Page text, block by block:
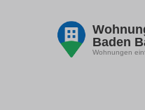
Baden
Wohnungen